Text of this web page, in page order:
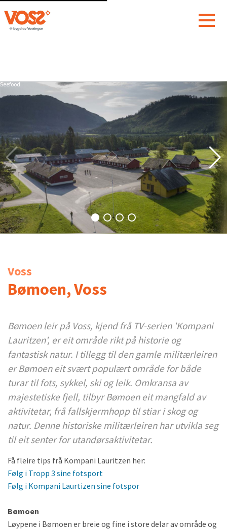
Seefood
Voss
Bømoen, Voss
Bømoen leir på Voss, kjend frå TV-serien 'Kompani
Lauritzen', er eit område rikt på historie og
fantastisk natur. I tillegg til den gamle militærleiren
er Bømoen eit svært populært område for både
turar til fots, sykkel, ski og leik. Omkransa av
majestetiske fjell, tilbyr Bømoen eit mangfald av
aktivitetar, frå fallskjermhopp til stiar i skog og
natur. Denne historiske militærleiren har utvikla seg
til eit senter for utandørsaktivitetar.
Få fleire tips frå Kompani Lauritzen her:
Følg i Tropp 3 sine fotsport
Følg i Kompani Laurtizen sine fotspor
Bømoen
Løypene i Bømoen er breie og fine i store delar av område og